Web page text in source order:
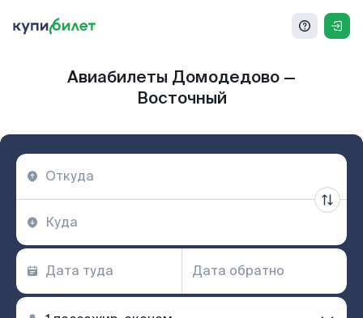
Авиабилеты Домодедово —
Восточный